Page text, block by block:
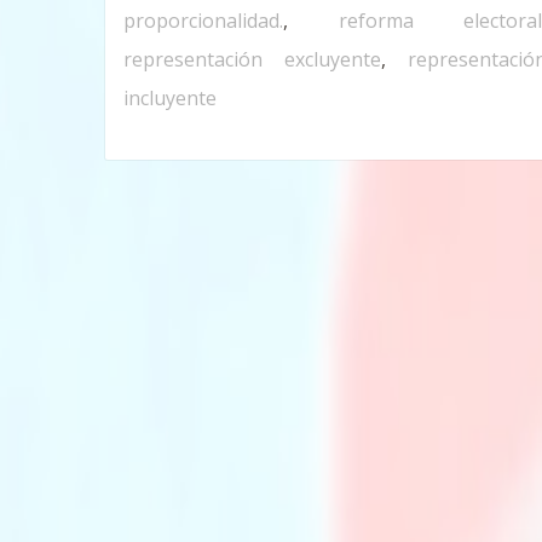
proporcionalidad.,
reforma electoral
representación excluyente,
incluyente